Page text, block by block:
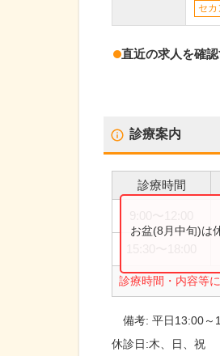
セカ
直近の求人を確
診療案内
診療時間
診療時間・内容等
お盆(8月中旬)は
備考:平日13:00～
休診日:木、日、祝